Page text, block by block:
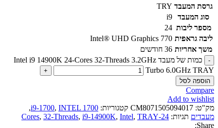
גרסת המעבד TRY
סוג המעבד
i9
מספר ליבות 24
ליבה גראפית Intel® UHD Graphics 770
משך אחריות 36 חודשים
כמות של מעבד Intel i9 14900K 24-Cores 32-Threads 3.2GHz
Turbo 6.0GHz TRAY
הוספה לסל
Compare
Add to wishlist
מק"ט: CM8071505094017 קטגוריות: i9-1700, INTEL 1700
,
מעבדים תגיות: 24-Cores
, 32-Threads, i9-14900K, Intel, TRAY
Share: